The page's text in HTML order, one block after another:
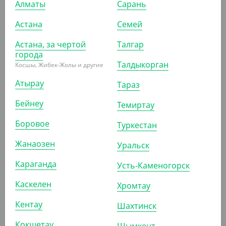
АРТ. 12025021
495₸
Крышка d-82 с клапаном, черная ПС (для стаканов
Алматы
Астана
Астана, за чертой
города
Косшы, Жибек-Жолы и другие
Атырау
Бейнеу
Боровое
Жанаозен
Караганда
Каскелен
Кентау
Сарань
Семей
Талгар
Талдыкорган
Тараз
Темиртау
Туркестан
Уральск
Усть-Каменогорск
Хромтау
Шахтинск